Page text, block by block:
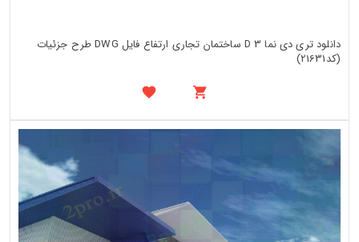
دانلود تری دی نما 3 D ساختمان تجاری ارتفاع فایل DWG طرح جزئیات
(کد21631)